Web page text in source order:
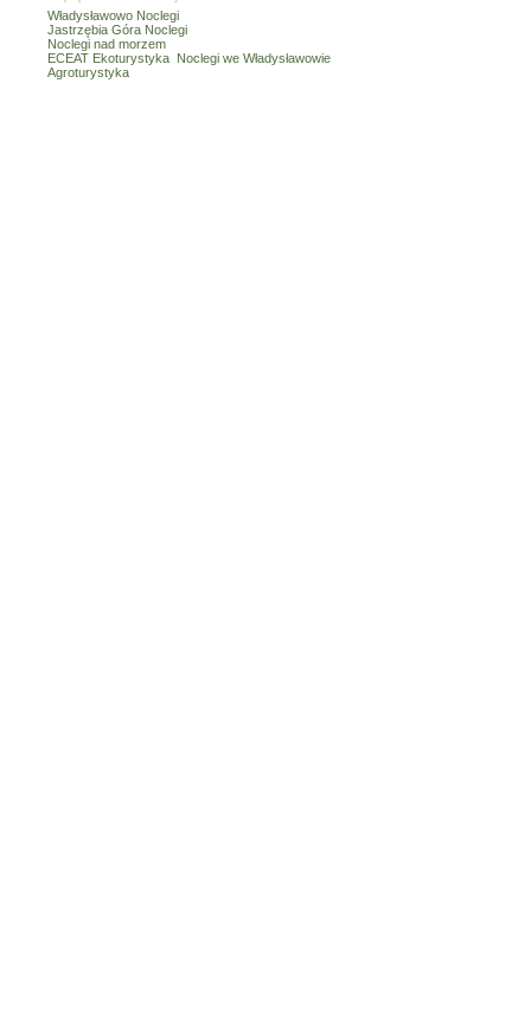
Władysławowo Noclegi
Jastrzębia Góra Noclegi
Noclegi nad morzem
ECEAT Ekoturystyka Noclegi we Władysławowie
Agroturystyka